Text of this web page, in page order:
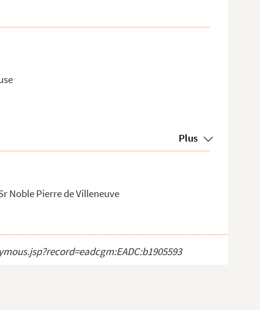
Plus
Noble Pierre de Villeneuve